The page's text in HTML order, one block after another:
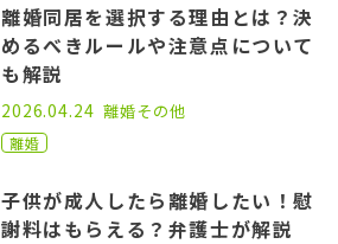
離婚同居を選択する理由とは？決
めるべきルールや注意点について
も解説
2021.02.17
2026.04.24 離婚その他
離婚
子供が成人したら離婚したい！慰
謝料はもらえる？弁護士が解説